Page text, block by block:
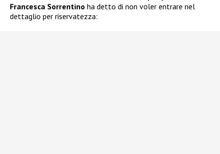
Francesca Sorrentino ha detto di non voler entrare nel
dettaglio per riservatezza: